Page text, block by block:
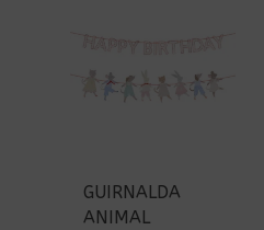
GUIRNALDA
ANIMAL